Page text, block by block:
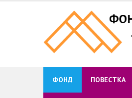
ФОНД ПОВЕСТКА